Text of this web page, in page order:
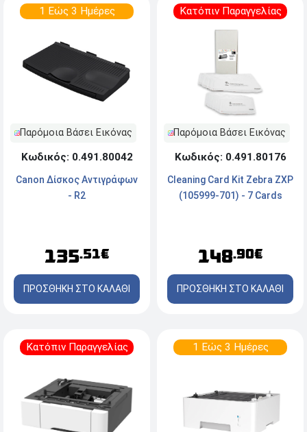
1 Εώς 3 Ημέρες
Παρόμοια Βάσει Εικόνας
Κωδικός: 0.491.80042
Canon Δίσκος Αντιγράφων
- R2
135.51€
ΠΡΟΣΘΗΚΗ ΣΤΟ ΚΑΛΑΘΙ
Κατόπιν Παραγγελίας
Παρόμοια Βάσει Εικόνας
Κωδικός: 0.491.80176
Cleaning Card Kit Zebra ZXP
(105999-701) - 7 Cards
148.90€
ΠΡΟΣΘΗΚΗ ΣΤΟ ΚΑΛΑΘΙ
Κατόπιν Παραγγελίας 1 Εώς 3 Ημέρες